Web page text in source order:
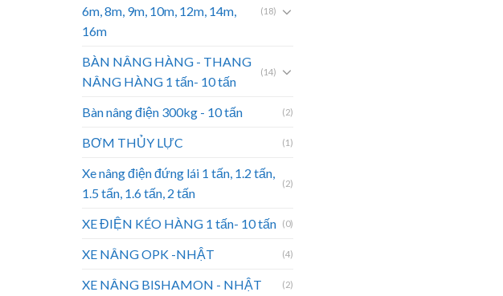
6m, 8m, 9m, 10m, 12m, 14m,
16m
(18)
BÀN NÂNG HÀNG - THANG
NÂNG HÀNG 1 tấn- 10 tấn
(14)
Bàn nâng điện 300kg - 10 tấn (2)
BƠM THỦY LỰC (1)
Xe nâng điện đứng lái 1 tấn, 1.2 tấn,
1.5 tấn, 1.6 tấn, 2 tấn
(2)
XE ĐIỆN KÉO HÀNG 1 tấn- 10 tấn (0)
XE NÂNG OPK -NHẬT (4)
XE NÂNG BISHAMON - NHẬT (2)